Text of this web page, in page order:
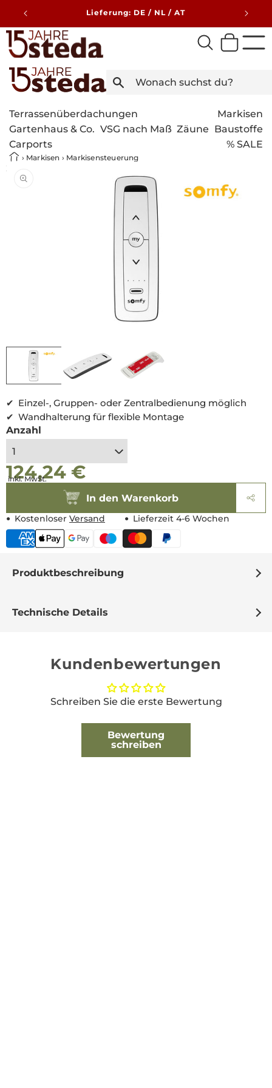
zum
Lieferung: DE / NL / AT
Terrassenüberdachungen
Markisen
Gartenhaus & Co. VSG nach Maß Zäune Baustoffe
Carports
% SALE
› Markisen › Markisensteuerung
Somfy Fernbedienung Situo 5 io II
Bild
Modal
öffnen
Produktbeschreibung
Technische Details
Einzel-, Gruppen- oder Zentralbedienung möglich
Wandhalterung für flexible Montage
Anzahl
Normaler
Preis
124,24 €
Normaler
Preis
inkl. MwSt.
In den Warenkorb
Kostenloser Versand Lieferzeit 4-6 Wochen
Kundenbewertungen
Schreiben Sie die erste Bewertung
Bewertung
schreiben